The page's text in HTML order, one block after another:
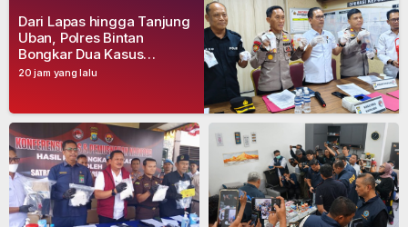
20 jam yang lalu
Dari Lapas hingga Tanjung
Uban, Polres Bintan
Bongkar Dua Kasus
Narkoba, Empat Tersangka